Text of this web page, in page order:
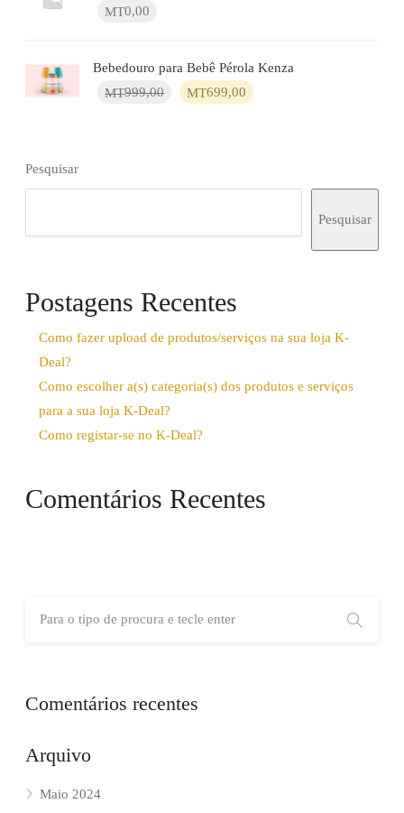
MT0,00
Bebedouro para Bebê Pérola Kenza
MT999,00
O MT699,00 O
Pesquisar
Pesquisar
Postagens Recentes
Como fazer upload de produtos/serviços na sua loja K-
Deal?
Como escolher a(s) categoria(s) dos produtos e serviços
para a sua loja K-Deal?
Como registar-se no K-Deal?
Comentários Recentes
Comentários recentes
Arquivo
Maio 2024